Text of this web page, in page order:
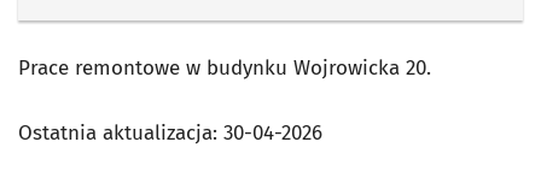
Prace remontowe w budynku Wojrowicka 20.
Ostatnia aktualizacja: 30-04-2026